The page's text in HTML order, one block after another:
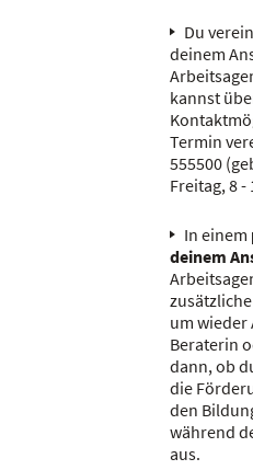
Du
deinem
kannst
Termin
555500
Freitag, 8 -
In einem
deinem
um wieder
Beraterin
dann, ob
die
den
während
aus.